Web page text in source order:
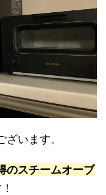
います。
のスチームオーブ